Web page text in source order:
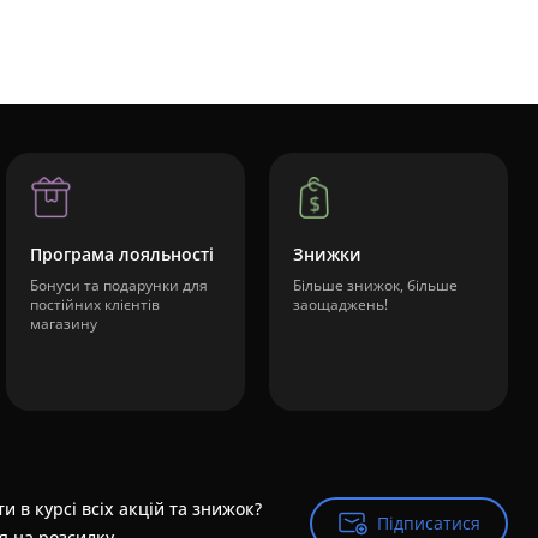
Програма лояльності
Бонуси та подарунки для
постійних клієнтів
магазину
Знижки
Більше знижок, більше
заощаджень!
в курсі всіх акцій та знижок?
Підписатися
Підписатися